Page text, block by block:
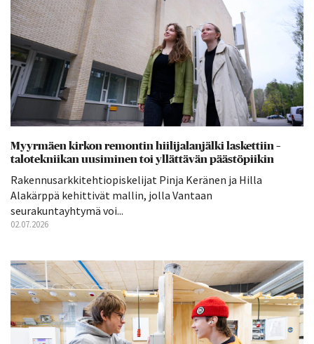
Myyrmäen kirkon remontin hiilijalanjälki laskettiin –
talotekniikan uusiminen toi yllättävän päästöpiikin
Rakennusarkkitehtiopiskelijat Pinja Keränen ja Hilla
Alakärppä kehittivät mallin, jolla Vantaan
seurakuntayhtymä voi...
02.07.2026